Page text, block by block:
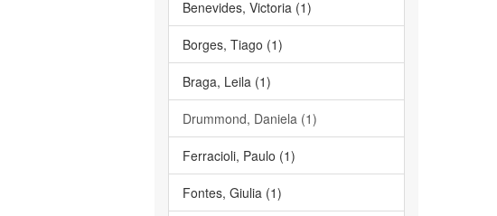
Benevides, Victoria (1)
Borges, Tiago (1)
Braga, Leila (1)
Drummond, Daniela (1)
Ferracioli, Paulo (1)
Fontes, Giulia (1)